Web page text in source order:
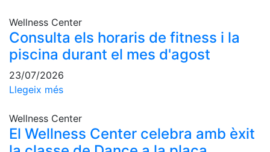
equips
Llegendes
Jugadors
Competicions
Social de
Tennis
Quadres
Wellness Center
Consulta els horaris de fitness i la
piscina durant el mes d'agost
23/07/2026
Llegeix més
Wellness Center
El Wellness Center celebra amb èxit